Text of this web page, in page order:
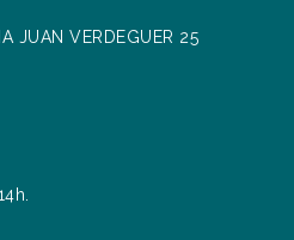
JUAN VERDEGUER 25